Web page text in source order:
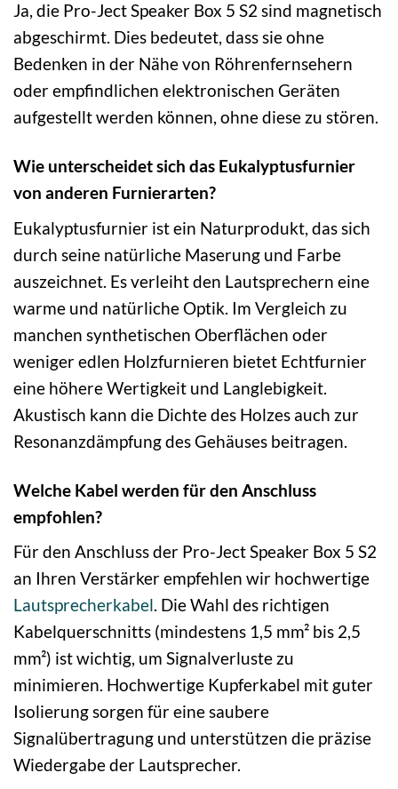
Ja, die Pro-Ject Speaker Box 5 S2 sind magnetisch
abgeschirmt. Dies bedeutet, dass sie ohne
Bedenken in der Nähe von Röhrenfernsehern
oder empfindlichen elektronischen Geräten
aufgestellt werden können, ohne diese zu stören.
Wie unterscheidet sich das Eukalyptusfurnier
von anderen Furnierarten?
Eukalyptusfurnier ist ein Naturprodukt, das sich
durch seine natürliche Maserung und Farbe
auszeichnet. Es verleiht den Lautsprechern eine
warme und natürliche Optik. Im Vergleich zu
manchen synthetischen Oberflächen oder
weniger edlen Holzfurnieren bietet Echtfurnier
eine höhere Wertigkeit und Langlebigkeit.
Akustisch kann die Dichte des Holzes auch zur
Resonanzdämpfung des Gehäuses beitragen.
Welche Kabel werden für den Anschluss
empfohlen?
Für den Anschluss der Pro-Ject Speaker Box 5 S2
an Ihren Verstärker empfehlen wir hochwertige
Lautsprecherkabel. Die Wahl des richtigen
Kabelquerschnitts (mindestens 1,5 mm² bis 2,5
mm²) ist wichtig, um Signalverluste zu
minimieren. Hochwertige Kupferkabel mit guter
Isolierung sorgen für eine saubere
Signalübertragung und unterstützen die präzise
Wiedergabe der Lautsprecher.